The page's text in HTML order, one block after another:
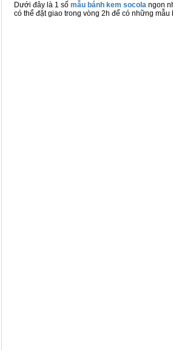
Dưới đây là 1 số mẫu bánh kem socola ngon
có thể đặt giao trong vòng 2h để có những mẫu